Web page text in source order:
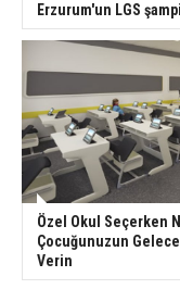
Erzurum'un LGS
Özel Okul Seçerken
Çocuğunuzun
Verin